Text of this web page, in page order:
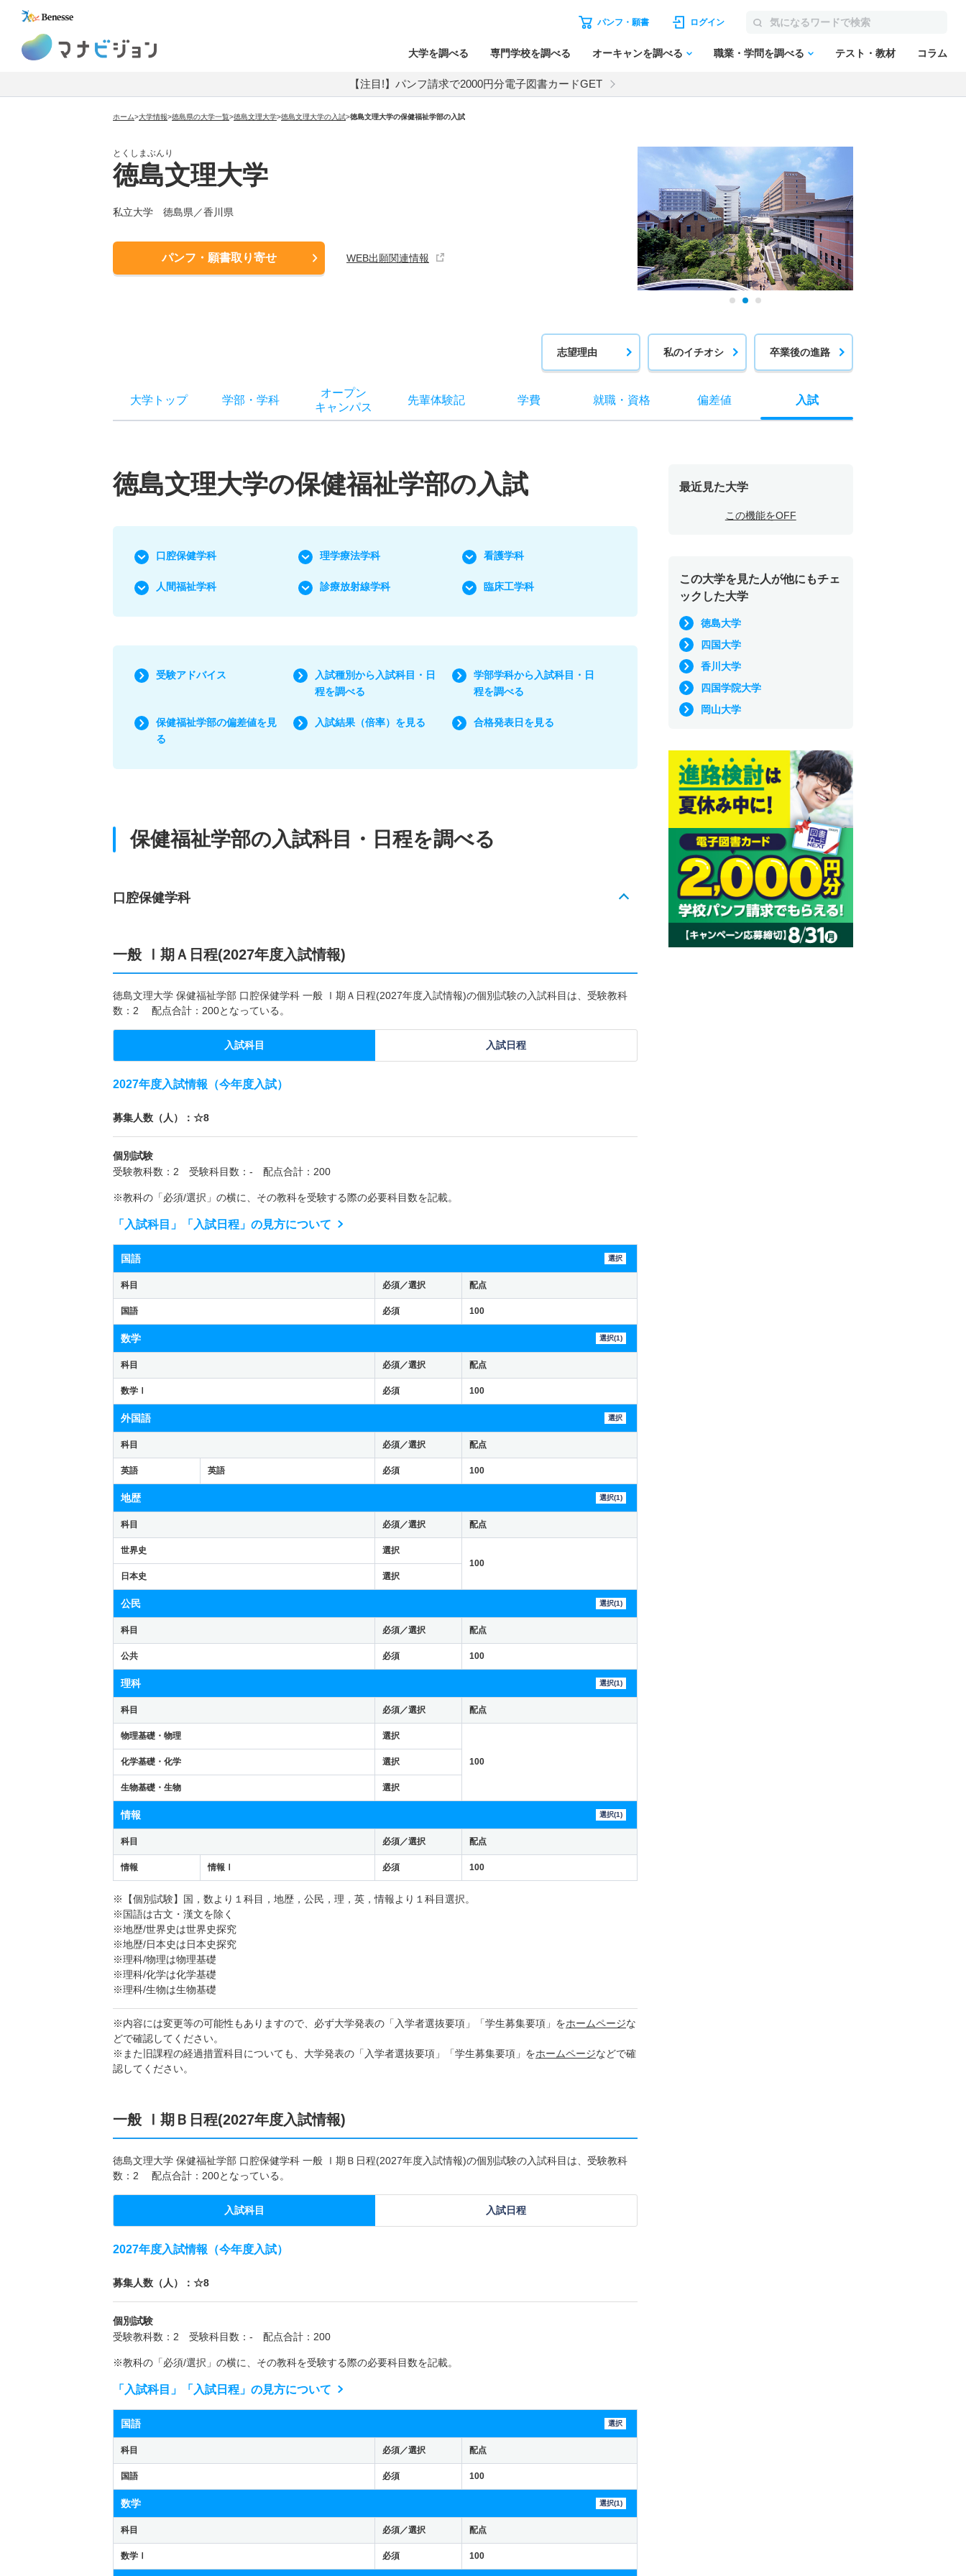
パンフ・願書 ログイン
大学を調べる 専門学校を調べる オーキャンを調べる 職業・学問を調べる テスト・教材 コラム
【注目!】パンフ請求で2000円分電子図書カードGET
ホーム>大学情報>徳島県の大学一覧>徳島文理大学>徳島文理大学の入試>徳島文理大学の保健福祉学部の入試
とくしまぶんり
徳島文理大学
私立大学 徳島県／香川県
パンフ・願書取り寄せ WEB出願関連情報
志望理由 私のイチオシ 卒業後の進路
大学トップ 学部 ・ 学科
オープン
キャンパス
先輩体験記 学費 就職・ 資格 偏差値 入試
徳島文理大学の保健福祉学部の入試
口腔保健学科 理学療法学科 看護学科
人間福祉学科 診療放射線学科 臨床工学科
受験アドバイス
入試種別から入試科目・日
程を調べる
学部学科から入試科目・日
程を調べる
保健福祉学部の偏差値を見
る
入試結果（倍率）を見る 合格発表日を見る
保健福祉学部の入試科目・日程を調べる
口腔保健学科
一般 Ⅰ期Ａ日程(2027年度入試情報)
徳島文理大学 保健福祉学部 口腔保健学科 一般 Ⅰ期Ａ日程(2027年度入試情報)の個別試験の入試科目は、受験教科
数：2 配点合計：200となっている。
入試科目 入試日程
2027年度入試情報（今年度入試）
募集人数（人）：☆8
個別試験
受験教科数：2 受験科目数：- 配点合計：200
※教科の「必須/選択」の横に、その教科を受験する際の必要科目数を記載。
「入試科目」「入試日程」の見方について
国語 選択
科目 必須／選択 配点
国語 必須 100
数学 選択(1)
科目 必須／選択 配点
数学Ⅰ 必須 100
外国語 選択
科目 必須／選択 配点
英語 英語 必須 100
地歴 選択(1)
科目 必須／選択 配点
世界史
選択
100
日本史
選択
公民 選択(1)
科目 必須／選択 配点
公共 必須 100
理科 選択(1)
科目 必須／選択 配点
物理基礎・物理 選択
100
化学基礎・化学 選択
生物基礎・生物 選択
情報 選択(1)
科目 必須／選択 配点
情報 情報Ⅰ 必須 100
※【個別試験】国，数より１科目，地歴，公民，理，英，情報より１科目選択。
※国語は古文・漢文を除く
※地歴/世界史は世界史探究
※地歴/日本史は日本史探究
※理科/物理は物理基礎
※理科/化学は化学基礎
※理科/生物は生物基礎
※内容には変更等の可能性もありますので、必ず大学発表の「入学者選抜要項」「学生募集要項」をホームページな
どで確認してください。
※また旧課程の経過措置科目についても、大学発表の「入学者選抜要項」「学生募集要項」をホームページなどで確
認してください。
一般 Ⅰ期Ｂ日程(2027年度入試情報)
徳島文理大学 保健福祉学部 口腔保健学科 一般 Ⅰ期Ｂ日程(2027年度入試情報)の個別試験の入試科目は、受験教科
数：2 配点合計：200となっている。
入試科目 入試日程
2027年度入試情報（今年度入試）
募集人数（人）：☆8
個別試験
受験教科数：2 受験科目数：- 配点合計：200
※教科の「必須/選択」の横に、その教科を受験する際の必要科目数を記載。
「入試科目」「入試日程」の見方について
国語 選択
科目 必須／選択 配点
国語 必須 100
数学 選択(1)
科目 必須／選択 配点
数学Ⅰ 必須 100
最近見た大学
この機能をOFF
この大学を見た人が他にもチェ
ックした大学
徳島大学
四国大学
香川大学
四国学院大学
岡山大学